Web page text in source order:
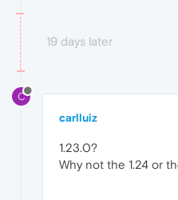
19 days later
C
carlluiz
1.23.0?
Why not the 1.24 or